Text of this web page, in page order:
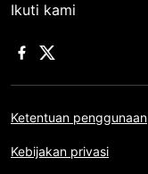
Ikuti kami
Ketentuan penggunaan
Kebijakan privasi